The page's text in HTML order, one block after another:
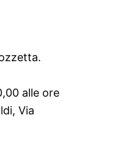
alle ore
Via